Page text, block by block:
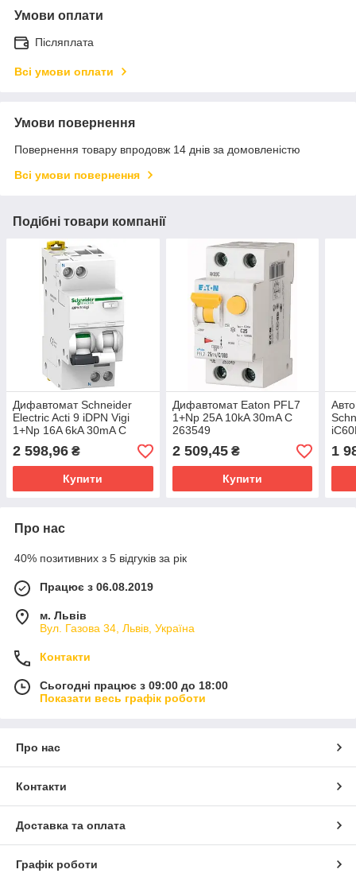
Умови оплати
Післяплата
Всі умови оплати
Умови повернення
Повернення товару впродовж 14 днів за домовленістю
Всі умови повернення
Подібні товари компанії
Дифавтомат Schneider
Electric Acti 9 iDPN Vigi
1+Np 16A 6kA 30mA C
A9D31616
2 598,96 ₴
Купити
Дифавтомат Eaton PFL7
1+Np 25A 10kA 30mA C
263549
2 509,45₴
Купити
1
Про нас
40% позитивних з 5 відгуків за рік
Працює з 06.08.2019
м. Львів
Вул. Газова 34, Львів, Україна
Контакти
Сьогодні працює з 09:00 до 18:00
Показати весь графік роботи
Про нас
Контакти
Доставка та оплата
Графік роботи